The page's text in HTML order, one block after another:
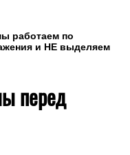
работаем по
и НЕ выделяем
перед